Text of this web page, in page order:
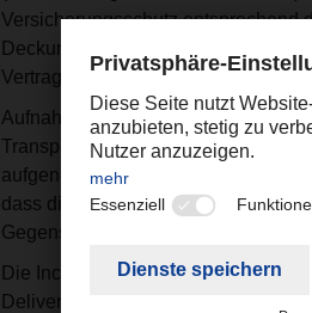
Versicherungsschutz entsprechend
Deckung).
Sowohl bei
Vertragsparteien frei, eine
Aufnahme sicherheitsbezogener
Transport der Ware wurden
aufgenommen. Wie in Bezug auf
dass die Incoterms- Klauseln
Gegenstand des
Die Incoterms 2020 beinhalten
Delivery at Place (DAP), Delivery